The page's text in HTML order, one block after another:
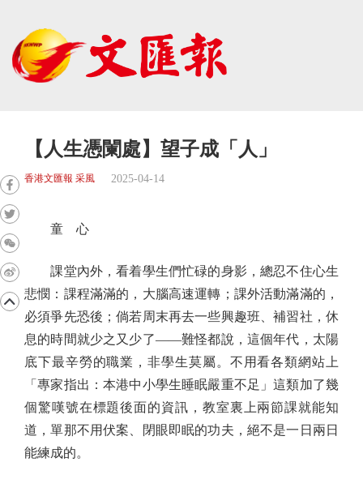
【人生憑闌處】望子成「人」
香港文匯報 采風 2025-04-14
童 心
課堂內外，看着學生們忙碌的身影，總忍不住心生
悲憫：課程滿滿的，大腦高速運轉；課外活動滿滿的，
必須爭先恐後；倘若周末再去一些興趣班、補習社，休
息的時間就少之又少了——難怪都說，這個年代，太陽
底下最辛勞的職業，非學生莫屬。不用看各類網站上
「專家指出：本港中小學生睡眠嚴重不足」這類加了幾
個驚嘆號在標題後面的資訊，教室裏上兩節課就能知
道，單那不用伏案、閉眼即眠的功夫，絕不是一日兩日
能練成的。